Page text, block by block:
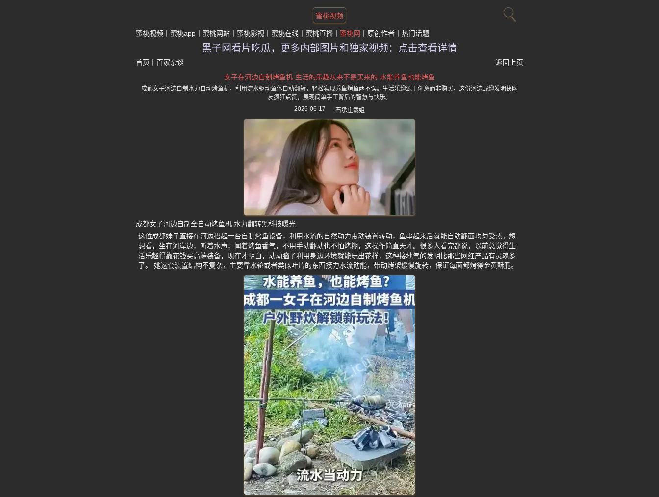
蜜桃视频
蜜桃视频 蜜桃app 蜜桃网站 蜜桃影视 蜜桃在线 蜜桃直播 蜜桃网 原创作者 热门话题
黑子网看片吃瓜，更多内部图片和独家视频：点击查看详情
首页 百家杂谈
返回上页
女子在河边自制烤鱼机-生活的乐趣从来不是买来的-水能养鱼也能烤鱼
成都女子河边自制水力自动烤鱼机，利用流水驱动鱼体自动翻转，轻松实现养鱼烤鱼两不误。生活乐趣源于创意而非购买，这份河边野趣发明获网
友疯狂点赞，展现简单手工背后的智慧与快乐。
2026-06-17
石承庄裁姐
成都女子河边自制全自动烤鱼机 水力翻转黑科技曝光
这位成都妹子直接在河边搭起一台自制烤鱼设备，利用水流的自然动力带动装置转动，鱼串起来后就能自动翻面均匀受热。想
想看，坐在河岸边，听着水声，闻着烤鱼香气，不用手动翻动也不怕烤糊，这操作简直天才。很多人看完都说，以前总觉得生
活乐趣得靠花钱买高端装备，现在才明白，动动脑子利用身边环境就能玩出花样，这种接地气的发明比那些网红产品有灵魂多
了。 她这套装置结构不复杂，主要靠水轮或者类似叶片的东西接力水流动能，带动烤架缓慢旋转，保证每面都烤得金黄酥脆。